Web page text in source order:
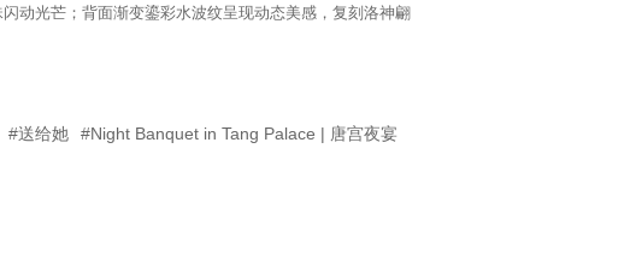
动光芒；背面渐变鎏彩水波纹呈现动态美感，复刻洛神翩
#送给她
#Night Banquet in Tang Palace | 唐宫夜宴